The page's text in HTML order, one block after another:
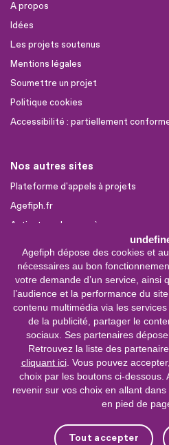
Agefiph dépose des cookies et
nécessaires au bon
votre demande d’un service, ainsi
l’audience et la performance du
contenu multimédia via les
de la publicité, partager le
sociaux. Ses partenaires
Retrouvez la liste des
cliquant ici. Vous pouvez
choix par les boutons ci-dessous.
revenir sur vos choix en allant
en pied de
Tout accepter
A propos
Idées
Les projets soutenus
Mentions légales
Soumettre un projet
Politique cookies
Accessibilité : partiellement
Nos autres sites
Plateforme d'appels à projets
Agefiph.fr
Activateur de progrès
Sites partenaires
FIRAH
CNSA
FIPHFP
Mon parcours
Handicap
INCa
0 800 11 10 09
Service &
appel
De 9h à 18h.